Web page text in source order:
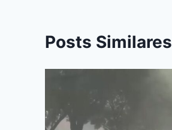
Posts Similares